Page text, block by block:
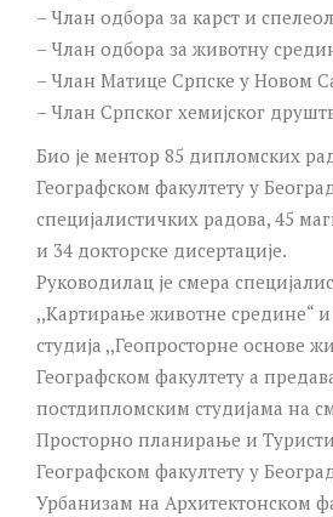
– Члан одбора за карст и
– Члан одбора за животну
– Члан Матице Српске у Новом
– Члан Српског хемијског
Био је ментор 85 дипломских
Географском факултету у
специјалистичких радова, 45
и 34 докторске дисертације.
Руководилац је смера
,,Картирање животне средине“ и
студија ,,Геопросторне основе
Географском факултету а
постдипломским студијама на
Просторно планирање и
Географском факултету у
Урбанизам на Архитектонском